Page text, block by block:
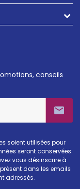
conseils

soient utilisées pour
seront conservées
vous désinscrire à
dans les emails
adressés.